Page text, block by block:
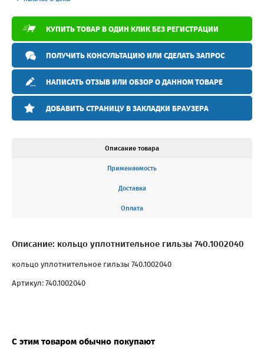
КУПИТЬ ТОВАР В ОДИН КЛИК БЕЗ РЕГИСТРАЦИИ
ПОЛУЧИТЬ КОНСУЛЬТАЦИЮ ИЛИ СДЕЛАТЬ ЗАПРОС
НАПИСАТЬ ОТЗЫВ ИЛИ ОБЗОР О ДАННОМ ТОВАРЕ
ДОБАВИТЬ СТРАНИЦУ В ЗАКЛАДКИ БРАУЗЕРА
Описание товара
Применяемость
Доставка
Оплата
Описание: кольцо уплотнительное гильзы 740.1002040
кольцо уплотнительное гильзы 740.1002040
Артикул: 740.1002040
С этим товаром обычно покупают